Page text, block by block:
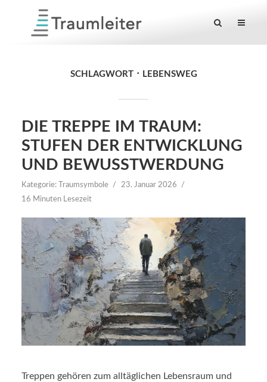
SCHLAGWORT LEBENSWEG
DIE TREPPE IM TRAUM:
STUFEN DER ENTWICKLUNG
UND BEWUSSTWERDUNG
Kategorie: Traumsymbole
23. Januar 2026
16 Minuten Lesezeit
Treppen gehören zum alltäglichen Lebensraum und